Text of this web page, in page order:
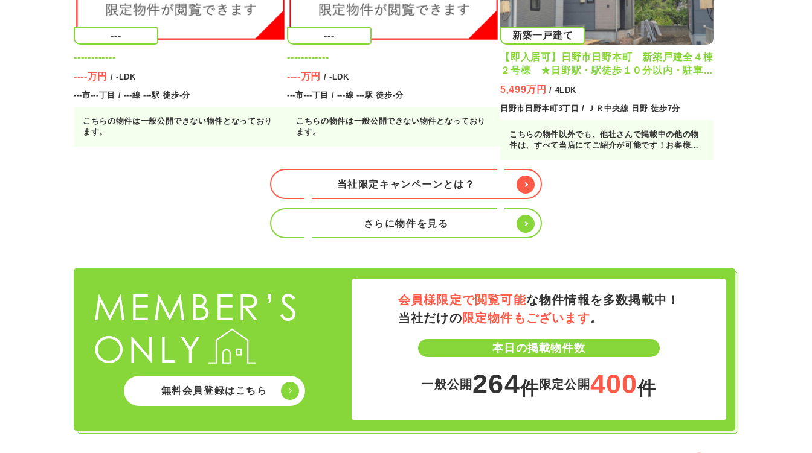
---
------------
----万円 / -LDK
---市---丁目 / ---線 ---駅 徒歩-分
こちらの物件は一般公開できない物件となっており
ます。
---
------------
----万円 / -LDK
---市---丁目 / ---線 ---駅 徒歩-分
こちらの物件は一般公開できない物件となっており
ます。
新築一戸建て
【即入居可】日野市日野本町 新築戸建全４棟
２号棟 ★日野駅・駅徒歩１０分以内・駐車２
台・ZEH水準・４LDK★
5,499万円 / 4LDK
日野市日野本町3丁目 / ＪＲ中央線 日野 徒歩7分
こちらの物件以外でも、他社さんで掲載中の他の物
件は、すべて当店にてご紹介が可能です！お客様の
ので、『〇〇〇の物件も見たい！』とお気軽にお申
し付けください♪
当社限定キャンペーンとは？
さらに物件を見る
無料会員登録はこちら
会員様限定で閲覧可能な物件情報を多数掲載中！
当社だけの限定物件もございます。
本日の掲載物件数
一般公開 264件限定公開400件